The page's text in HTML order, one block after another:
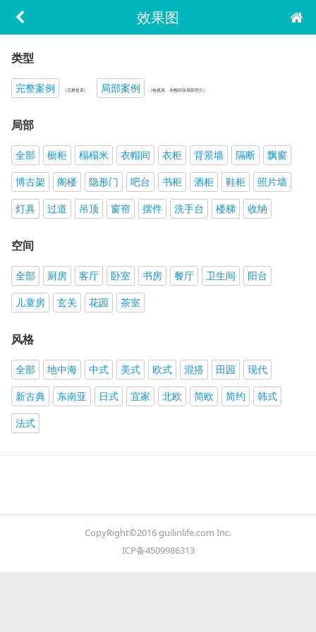
效果图
类型
完整案例 （完整套系） 局部案例 （电视墙、衣帽间等局部照片）
局部
全部 橱柜 榻榻米 衣帽间 衣柜 背景墙 隔断
飘窗
博古架
阁楼 隐形门 吧台 书柜 酒柜 鞋柜
照片墙
灯具
过道 吊顶 窗帘 摆件 洗手台 楼梯 收纳
空间
全部 厨房 客厅 卧室 书房 餐厅 卫生间
阳台
儿童房
玄关 花园 茶室
风格
全部 地中海 中式 美式 欧式 混搭 田园
现代
新古典
东南亚 日式 宜家 北欧 简欧 简约
韩式
法式
CopyRight©2016 guilinlife.com Inc.
ICP备4509986313